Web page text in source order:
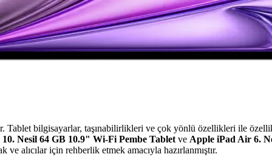
Tablet bilgisayarlar, taşınabilirlikleri ve çok yönlü özellikleri ile
Nesil 64 GB 10.9" Wi-Fi Pembe Tablet ve Apple iPad Air 6.
alıcılar için rehberlik etmek amacıyla hazırlanmıştır.